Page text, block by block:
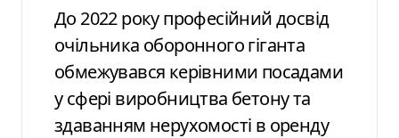
До 2022 року професійний досвід
очільника оборонного гіганта
обмежувався керівними посадами
у сфері виробництва бетону та
здаванням нерухомості в оренду